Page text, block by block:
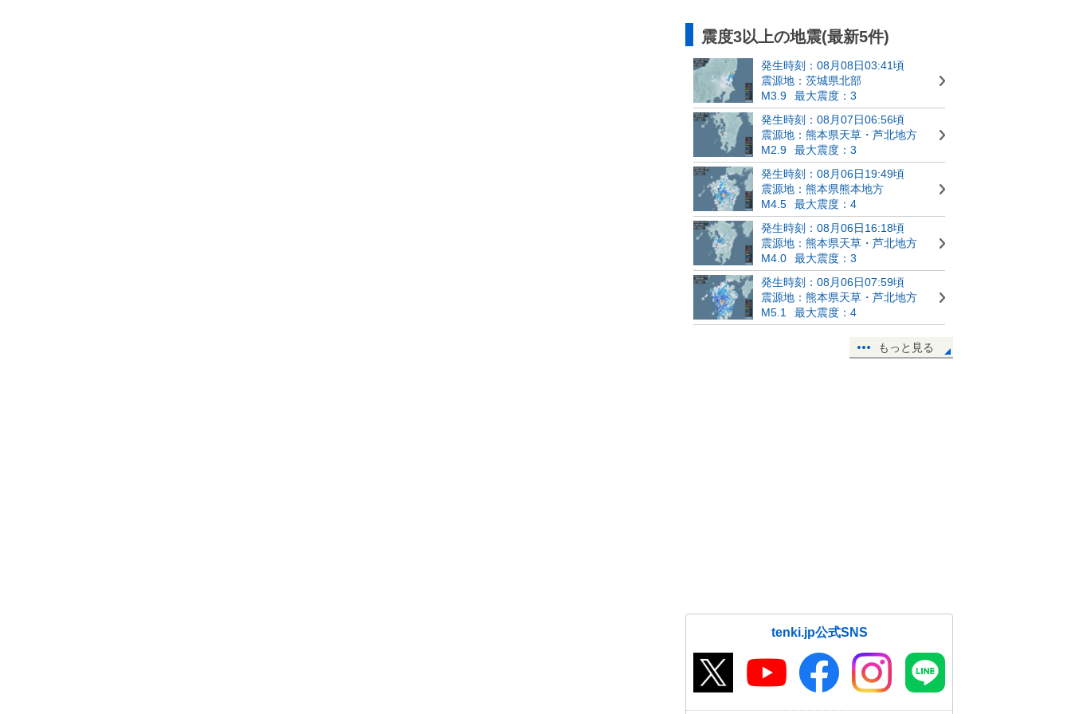
震度3以上の地震(最新5件)
発生時刻：08月08日03:41頃
震源地：茨城県北部
M3.9
最大震度：3
発生時刻：08月07日06:56頃
震源地：熊本県天草・芦北地方
M2.9
最大震度：3
発生時刻：08月06日19:49頃
震源地：熊本県熊本地方
M4.5
最大震度：4
発生時刻：08月06日16:18頃
震源地：熊本県天草・芦北地方
M4.0
最大震度：3
発生時刻：08月06日07:59頃
震源地：熊本県天草・芦北地方
M5.1
最大震度：4
もっと見る
tenki.jp公式SNS